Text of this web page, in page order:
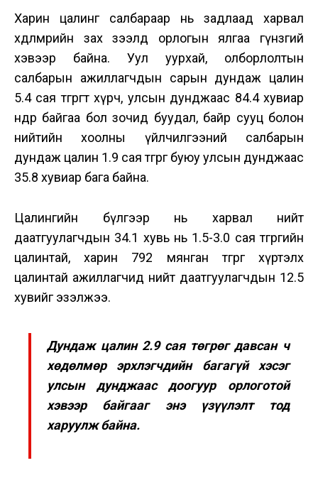
Харин цалинг салбараар нь задлаад харвал
хөдөлмөрийн зах зээлд орлогын ялгаа гүнзгий
хэвээр байна. Уул уурхай, олборлолтын
салбарын ажиллагчдын сарын дундаж цалин
5.4 сая төгрөгт хүрч, улсын дунджаас 84.4 хувиар
өндөр байгаа бол зочид буудал, байр сууц болон
нийтийн хоолны үйлчилгээний салбарын
дундаж цалин 1.9 сая төгрөг буюу улсын дунджаас
35.8 хувиар бага байна.
Цалингийн бүлгээр нь харвал нийт
даатгуулагчдын 34.1 хувь нь 1.5-3.0 сая төгрөгийн
цалинтай, харин 792 мянган төгрөг хүртэлх
цалинтай ажиллагчид нийт даатгуулагчдын 12.5
хувийг эзэлжээ.
Дундаж цалин 2.9 сая төгрөг давсан ч
хөдөлмөр эрхлэгчдийн багагүй хэсэг
улсын дунджаас доогуур орлоготой
хэвээр байгааг энэ үзүүлэлт тод
харуулж байна.